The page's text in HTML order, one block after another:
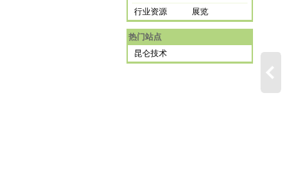
行业资源
展览
热门站点
昆仑技术